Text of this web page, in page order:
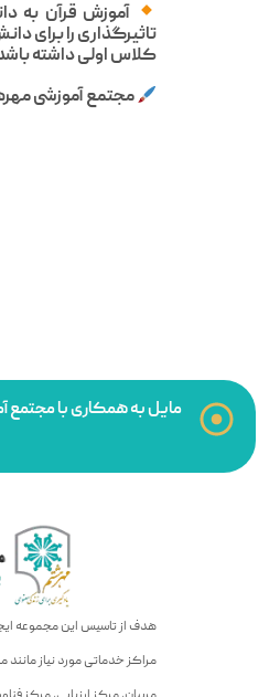
آموزش قرآن به
تاثیرگذاری را برای
کلاس اولی داشته
مجتمع آموزشی
مایل به همکاری با
هدف از تاسیس این مجموعه
مراکز خدماتی مورد نیاز